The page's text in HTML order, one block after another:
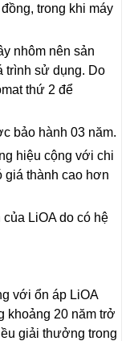
trong khi máy
nhôm nên sản
trình sử dụng. Do
thứ 2 để
bảo hành 03 năm.
hiệu cộng với chi
giá thành cao hơn
LiOA do có hệ
với ổn áp LiOA
khoảng 20 năm trở
giải thưởng trong